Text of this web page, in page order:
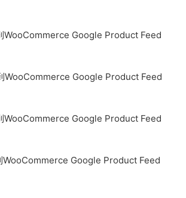
WooCommerce Google Product Feed
WooCommerce Google Product Feed
WooCommerce Google Product Feed
WooCommerce Google Product Feed